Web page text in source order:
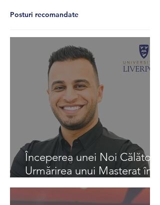
Posturi recomandate
Începerea unei Noi Călătorii:
Urmărirea unui Masterat în
Calcul Avansat și Inteligență
Artificială la Universitatea din